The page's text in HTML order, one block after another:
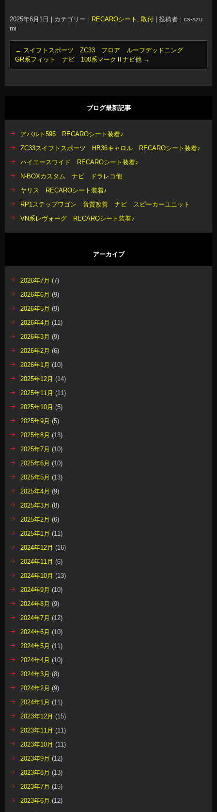
2025年6月1日 カテゴリー : RECAROシート , 取付
投稿者 : cs-azu
mi
← スイフトスポーツ ZC33 フロア ルーフデッドニング
GR系フィット ナビ 100系マークⅡナビ他 →
ブログ最新記事
アバルト595 RECAROシート装着♪
ZC33スイフトスポーツ HB36キャロル RECAROシート装着♪
ハイエースワイド RECAROシート装着♪
N-BOXカスタム ナビ ドラレコ他
ヤリス RECAROシート装着♪
RP1ステップワゴン 音質改善 ナビ スピーカーユニット
VN系レヴォーグ RECAROシート装着♪
アーカイブ
2026年7月 (7)
2026年6月 (9)
2026年5月 (9)
2026年4月 (11)
2026年3月 (9)
2026年2月 (6)
2026年1月 (10)
2025年12月 (14)
2025年11月 (11)
2025年10月 (5)
2025年9月 (5)
2025年8月 (13)
2025年7月 (10)
2025年6月 (10)
2025年5月 (13)
2025年4月 (9)
2025年3月 (8)
2025年2月 (6)
2025年1月 (11)
2024年12月 (16)
2024年11月 (6)
2024年10月 (13)
2024年9月 (10)
2024年8月 (9)
2024年7月 (12)
2024年6月 (10)
2024年5月 (11)
2024年4月 (10)
2024年3月 (8)
2024年2月 (9)
2024年1月 (11)
2023年12月 (15)
2023年11月 (11)
2023年10月 (11)
2023年9月 (12)
2023年8月 (13)
2023年7月 (15)
2023年6月 (12)